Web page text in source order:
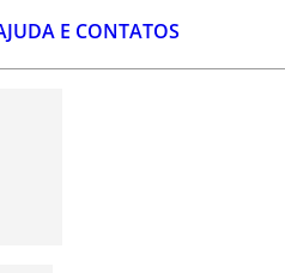
E CONTATOS